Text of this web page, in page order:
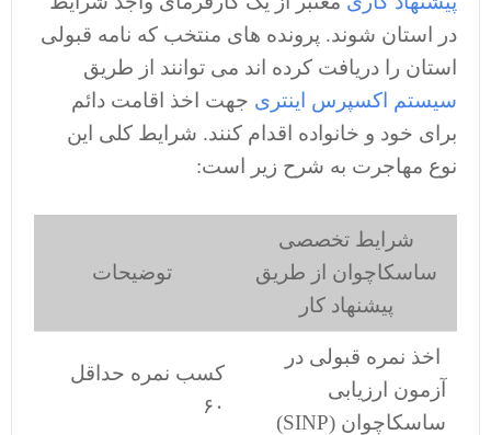
در استان شوند. پرونده های منتخب که نامه قبولی
استان را دریافت کرده اند می توانند از طریق
سیستم اکسپرس اینتری جهت اخذ اقامت دائم
برای خود و خانواده اقدام کنند. شرایط کلی این
نوع مهاجرت به شرح زیر است:
شرایط تخصصی
ساسکاچوان از طریق
پیشنهاد کار
توضیحات
اخذ نمره قبولی در
آزمون ارزیابی
ساسکاچوان (SINP)
کسب نمره حداقل
۶۰